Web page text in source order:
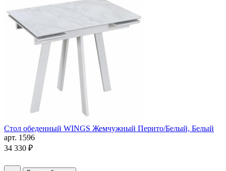
Стол обеденный WINGS Жемчужный Перито/Белый, Белый
арт. 1596
34 330 ₽